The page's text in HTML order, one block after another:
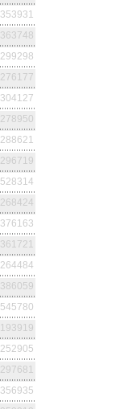
353931
363748
299298
276177
304127
278950
288621
296719
528314
268424
376163
361721
264484
386059
545780
193919
252905
297681
356935